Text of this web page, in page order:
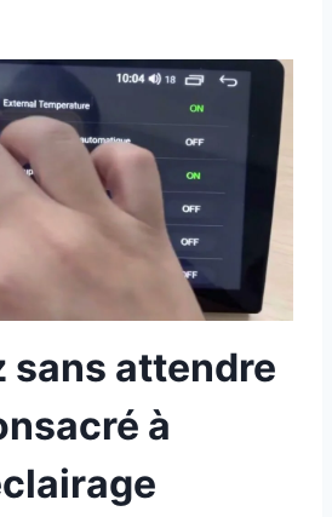
sans attendre
à